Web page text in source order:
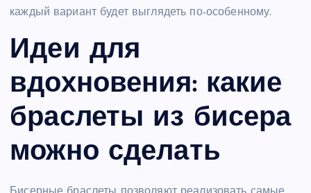
каждый вариант будет выглядеть по-особенному.
Идеи для
вдохновения: какие
браслеты из бисера
можно сделать